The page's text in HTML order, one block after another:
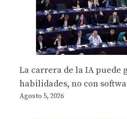
La carrera de la IA puede
habilidades, no con
Agosto 5, 2026